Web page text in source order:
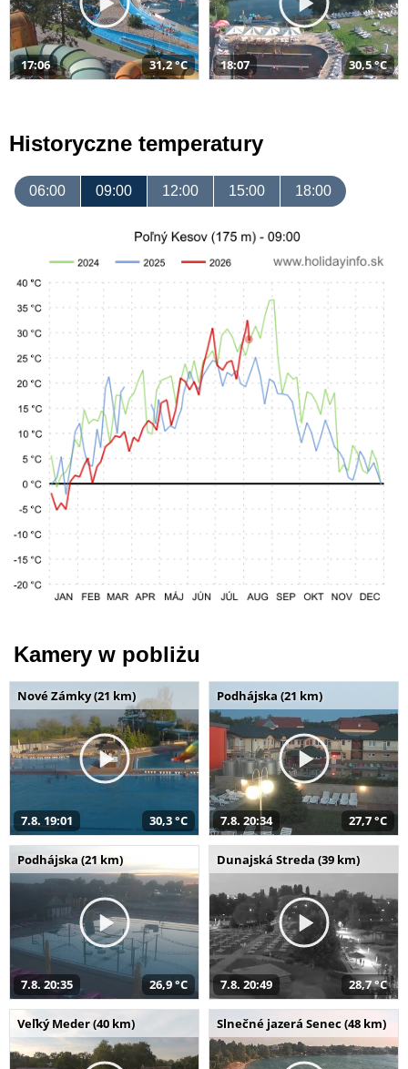
17:06 31,2 °C 18:07 30,5 °C
Historyczne temperatury
06:00 09:00 12:00 15:00 18:00
Kamery w pobliżu
Nové Zámky (21 km)
7.8. 19:01 30,3 °C
Podhájska (21 km)
7.8. 20:34 27,7 °C
Podhájska (21 km)
7.8. 20:35 26,9 °C
Dunajská Streda (39 km)
7.8. 20:49 28,7 °C
Veľký Meder (40 km) Slnečné jazerá Senec (48 km)